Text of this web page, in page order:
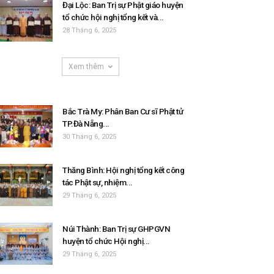
Đại Lộc: Ban Trị sự Phật giáo huyện
tổ chức hội nghị tổng kết và...
28 Tháng 6, 2025
Xem thêm
Bắc Trà My: Phân Ban Cư sĩ Phật tử
TP.Đà Nẵng...
30 Tháng 6, 2025
Thăng Bình: Hội nghị tổng kết công
tác Phật sự, nhiệm...
29 Tháng 6, 2025
Núi Thành: Ban Trị sự GHPGVN
huyện tổ chức Hội nghị...
29 Tháng 6, 2025